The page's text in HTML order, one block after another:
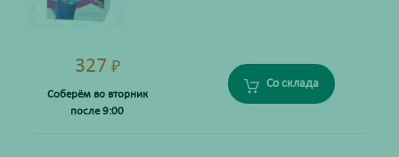
327 ₽
Соберём во вторник
после 9:00
Со склада